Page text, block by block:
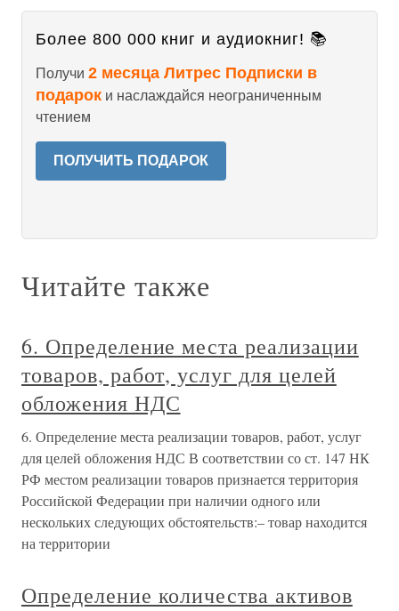
Более 800 000 книг и аудиокниг! 📚
Получи 2 месяца Литрес Подписки в
подарок и наслаждайся неограниченным
чтением
ПОЛУЧИТЬ ПОДАРОК
Читайте также
6. Определение места реализации
товаров, работ, услуг для целей
обложения НДС
6. Определение места реализации товаров, работ, услуг
для целей обложения НДС В соответствии со ст. 147 НК
РФ местом реализации товаров признается территория
Российской Федерации при наличии одного или
нескольких следующих обстоятельств:– товар находится
на территории
Определение количества активов